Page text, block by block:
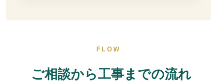
FLOW
ご相談から工事までの流れ